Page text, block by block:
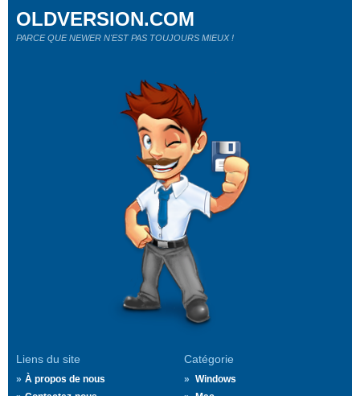
Liens du site
À propos de nous
Catégorie
Windows
OLDVERSION.COM
PARCE QUE NEWER N'EST PAS TOUJOURS MIEUX !